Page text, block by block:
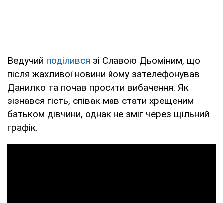
Ведучий поділився зі Славою Дьоміним, що
після жахливої новини йому зателефонував
Данилко та почав просити вибачення. Як
зізнався гість, співак мав стати хрещеним
батьком дівчини, однак не зміг через щільний
графік.